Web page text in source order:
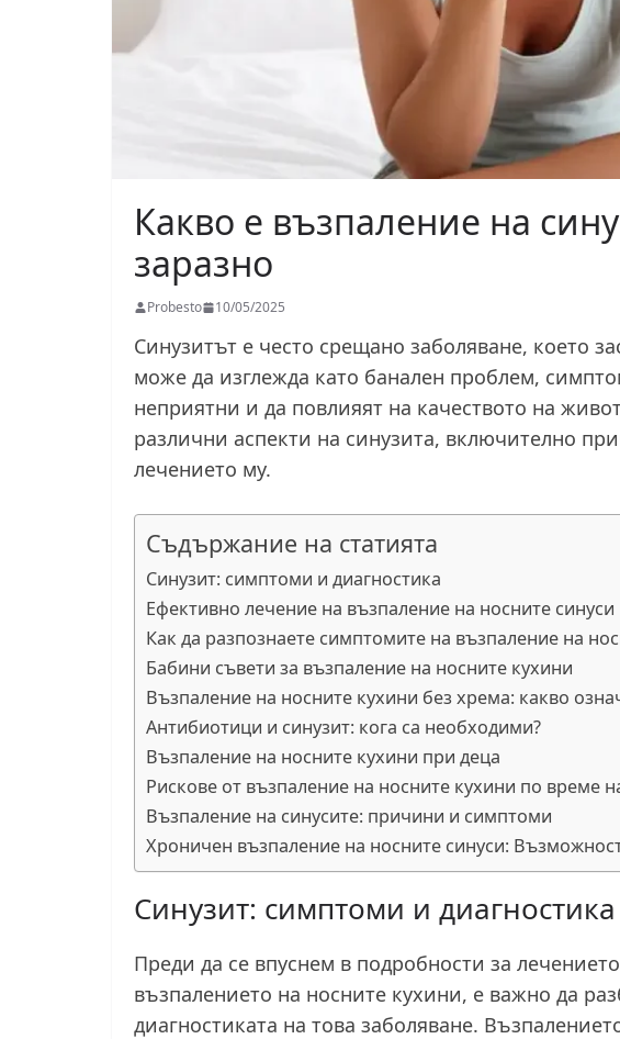
Какво е възпаление на
заразно
Probesto 10/05/2025
Синузитът е често срещано заболяване, което
може да изглежда като банален проблем,
неприятни и да повлияят на качеството на
различни аспекти на синузита, включително
лечението му.
Съдържание на статията
Синузит: симптоми и диагностика
Ефективно лечение на възпаление на носните синуси
Как да разпознаете симптомите на възпаление на
Бабини съвети за възпаление на носните кухини
Възпаление на носните кухини без хрема: какво
Антибиотици и синузит: кога са необходими?
Възпаление на носните кухини при деца
Рискове от възпаление на носните кухини по време
Възпаление на синусите: причини и симптоми
Хроничен възпаление на носните синуси:
Синузит: симптоми и диагностика
Преди да се впуснем в подробности за
възпалението на носните кухини, е важно да
диагностиката на това заболяване.